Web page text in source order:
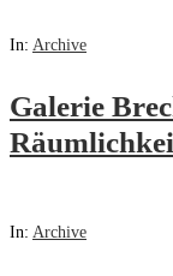
In: Archive
Galerie
In: Archive